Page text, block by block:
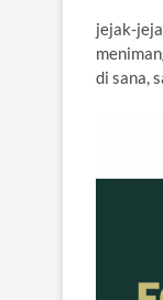
jejak-
di sana,